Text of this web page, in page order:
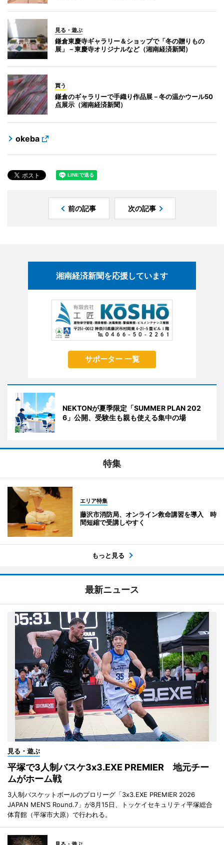
見る・遊ぶ
鎌倉東慶寺ギャラリー＆ショップで「冬の贈りもの
展」－東慶寺オリジナルなど（湘南経済新聞）
買う
鎌倉のギャラリーで手織り作品展－冬の温かウール50
点展示（湘南経済新聞）
okeba
前の記事 次の記事
湘南経済新聞を応援しています
サポーター 一覧
NEKTONが夏季限定「SUMMER PLAN 202
6」公開、受験生も親も使える集中の場
特集
エリア特集
藤沢市消防局、オンライン救命講習を導入 時
間短縮で受講しやすく
もっと見る
最新ニュース
見る・遊ぶ
平塚で3人制バスケ3x3.EXE PREMIER 地元チー
ムがホーム戦
3人制バスケットボールのプロリーグ「3x3.EXE PREMIER 2026
JAPAN MEN’S Round.7」が8月15日、トッケイセキュリティ平塚総合
体育館（平塚市大原）で行われる。